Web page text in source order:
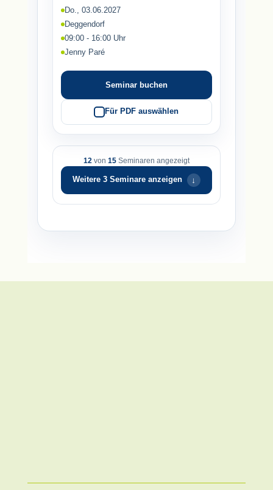
Do., 03.06.2027
Deggendorf
09:00 - 16:00 Uhr
Jenny Paré
Seminar buchen
Für PDF auswählen
12 von 15Seminaren angezeigt
Weitere 3 Seminare anzeigen ↓